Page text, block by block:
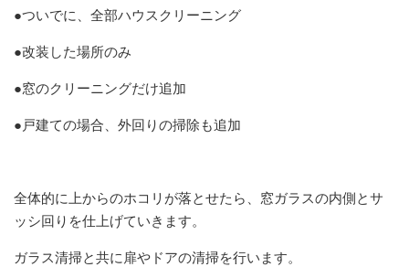
●ついでに、全部ハウスクリーニング
●改装した場所のみ
●窓のクリーニングだけ追加
●戸建ての場合、外回りの掃除も追加
全体的に上からのホコリが落とせたら、窓ガラスの内側とサ
ッシ回りを仕上げていきます。
ガラス清掃と共に扉やドアの清掃を行います。